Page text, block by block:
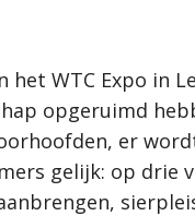
WTC Expo in
opgeruimd
er
gelijk: op drie